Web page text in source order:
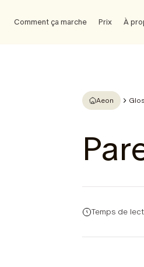
Comment ça marche Prix À
Aeon
Temps de